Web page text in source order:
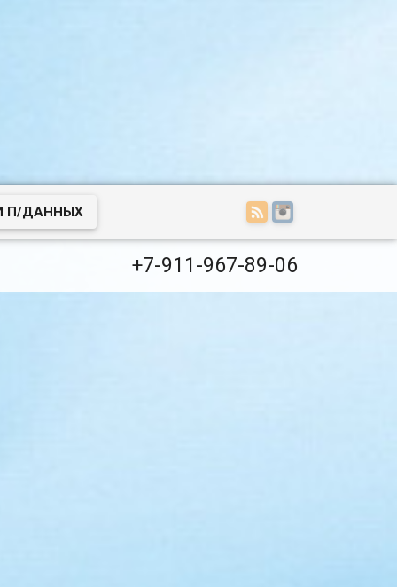
П/ДАННЫХ
+7-911-967-89-06